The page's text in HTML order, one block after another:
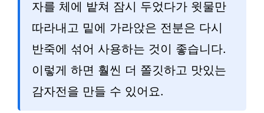
자를 체에 밭쳐 잠시 두었다가 윗물만
따라내고 밑에 가라앉은 전분은 다시
반죽에 섞어 사용하는 것이 좋습니다.
이렇게 하면 훨씬 더 쫄깃하고 맛있는
감자전을 만들 수 있어요.